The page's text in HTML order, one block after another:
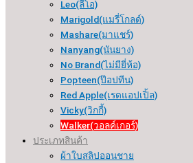
Leo(ลีโอ)
Marigold(แมรี่โกลด์)
Mashare(มาแชร์)
Nanyang(นันยาง)
No Brand(ไม่มียี่ห้อ)
Popteen(ป๊อปทีน)
Red Apple(เรดแอปเปิ้ล)
Vicky(วิกกี้)
Walker(วอลค์เกอร์)
ประเภทสินค้า
ผ้าใบสลิปออนชาย